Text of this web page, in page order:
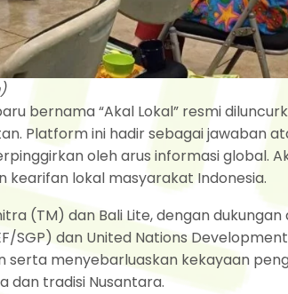
bernama “Akal Lokal” resmi
Platform ini hadir sebagai jawaban
oleh arus informasi global.
lokal masyarakat Indonesia.
(TM) dan Bali Lite, dengan dukungan
SGP) dan United Nations
serta menyebarluaskan kekayaan
dan tradisi Nusantara.